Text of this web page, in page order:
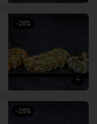
-28%
-28%